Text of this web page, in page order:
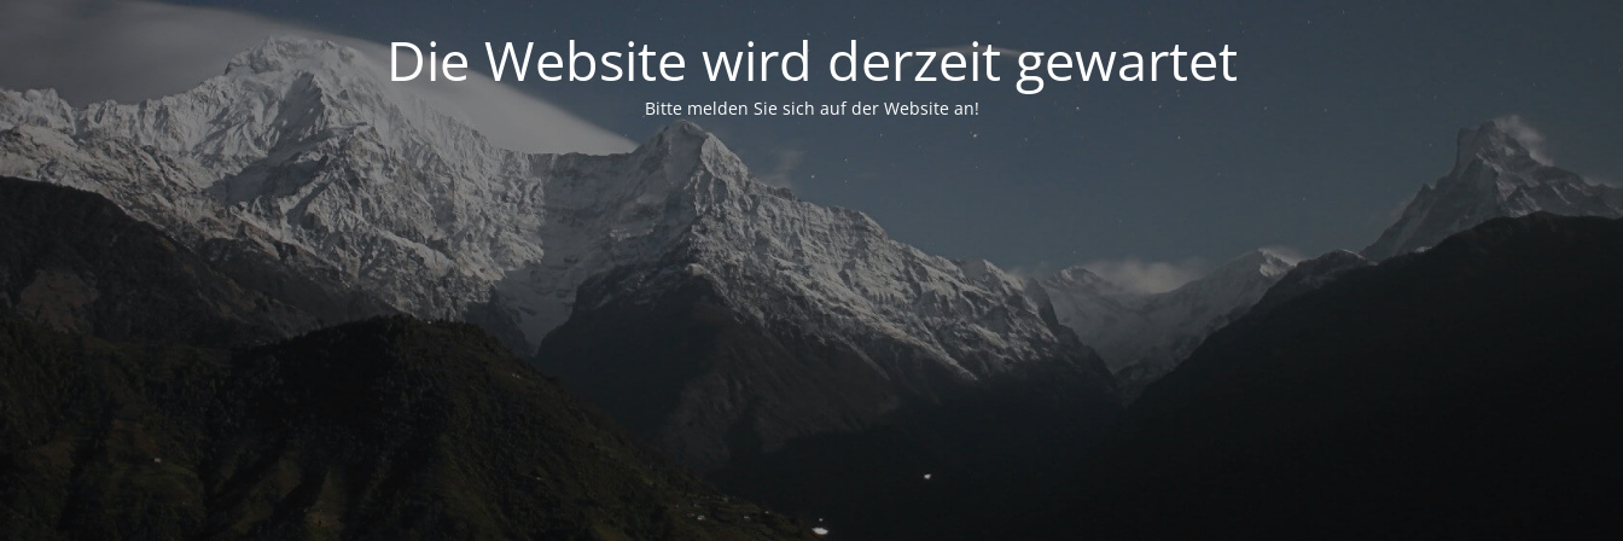
Die Website wird derzeit gewartet
Bitte melden Sie sich auf der Website an!